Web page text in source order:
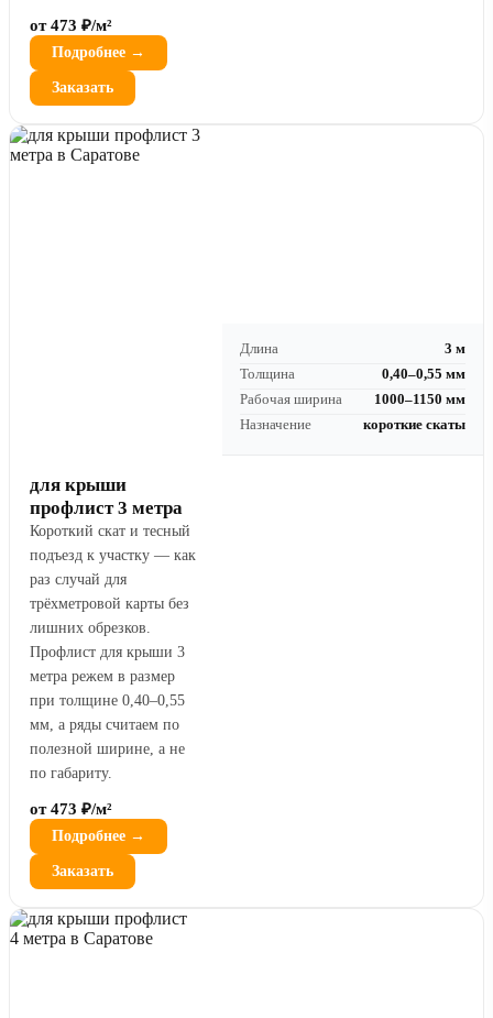
от 473 ₽/м²
Подробнее →
Заказать
Длина
3 м
Толщина
0,40–0,55 мм
Рабочая ширина
1000–1150 мм
Назначение
короткие скаты
для крыши
профлист 3 метра
Короткий скат и тесный
подъезд к участку — как
раз случай для
трёхметровой карты без
лишних обрезков.
Профлист для крыши 3
метра режем в размер
при толщине 0,40–0,55
мм, а ряды считаем по
полезной ширине, а не
по габариту.
от 473 ₽/м²
Подробнее →
Заказать